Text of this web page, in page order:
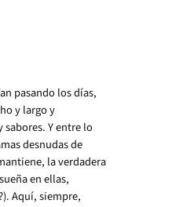
pasando los días,
y largo y
Y entre lo
desnudas de
la verdadera
en ellas,
Aquí, siempre,